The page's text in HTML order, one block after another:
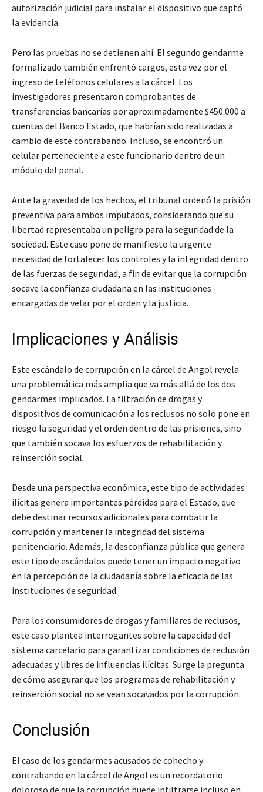
autorización judicial para instalar el dispositivo que captó
la evidencia.
Pero las pruebas no se detienen ahí. El segundo gendarme
formalizado también enfrentó cargos, esta vez por el
ingreso de teléfonos celulares a la cárcel. Los
investigadores presentaron comprobantes de
transferencias bancarias por aproximadamente $450.000 a
cuentas del Banco Estado, que habrían sido realizadas a
cambio de este contrabando. Incluso, se encontró un
celular perteneciente a este funcionario dentro de un
módulo del penal.
Ante la gravedad de los hechos, el tribunal ordenó la prisión
preventiva para ambos imputados, considerando que su
libertad representaba un peligro para la seguridad de la
sociedad. Este caso pone de manifiesto la urgente
necesidad de fortalecer los controles y la integridad dentro
de las fuerzas de seguridad, a fin de evitar que la corrupción
socave la confianza ciudadana en las instituciones
encargadas de velar por el orden y la justicia.
Implicaciones y Análisis
Este escándalo de corrupción en la cárcel de Angol revela
una problemática más amplia que va más allá de los dos
gendarmes implicados. La filtración de drogas y
dispositivos de comunicación a los reclusos no solo pone en
riesgo la seguridad y el orden dentro de las prisiones, sino
que también socava los esfuerzos de rehabilitación y
reinserción social.
Desde una perspectiva económica, este tipo de actividades
ilícitas genera importantes pérdidas para el Estado, que
debe destinar recursos adicionales para combatir la
corrupción y mantener la integridad del sistema
penitenciario. Además, la desconfianza pública que genera
este tipo de escándalos puede tener un impacto negativo
en la percepción de la ciudadanía sobre la eficacia de las
instituciones de seguridad.
Para los consumidores de drogas y familiares de reclusos,
este caso plantea interrogantes sobre la capacidad del
sistema carcelario para garantizar condiciones de reclusión
adecuadas y libres de influencias ilícitas. Surge la pregunta
de cómo asegurar que los programas de rehabilitación y
reinserción social no se vean socavados por la corrupción.
Conclusión
El caso de los gendarmes acusados de cohecho y
contrabando en la cárcel de Angol es un recordatorio